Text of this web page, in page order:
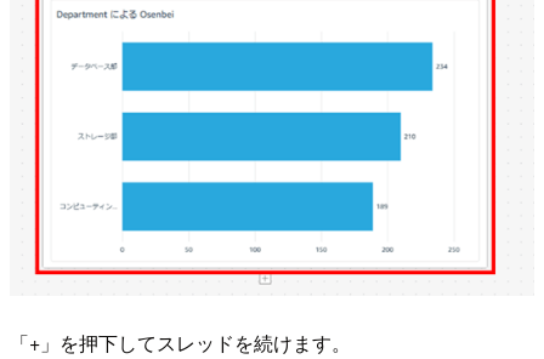
「+」を押下してスレッドを続けます。